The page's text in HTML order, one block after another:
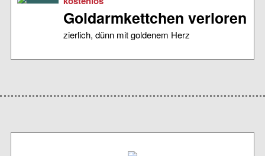
Goldarmkettchen verloren
zierlich, dünn mit goldenem Herz